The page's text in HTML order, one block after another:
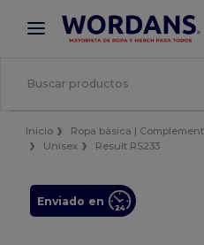
× App de Wordans
¡Mejores precios en app!
Inicio Ropa básica |
Unisex
Result RS233
Enviado en